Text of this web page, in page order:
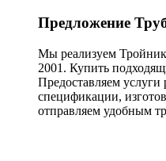
Предложение
Мы реализуем
2001. Купить
Предоставляем услуги
спецификации,
отправляем удобным